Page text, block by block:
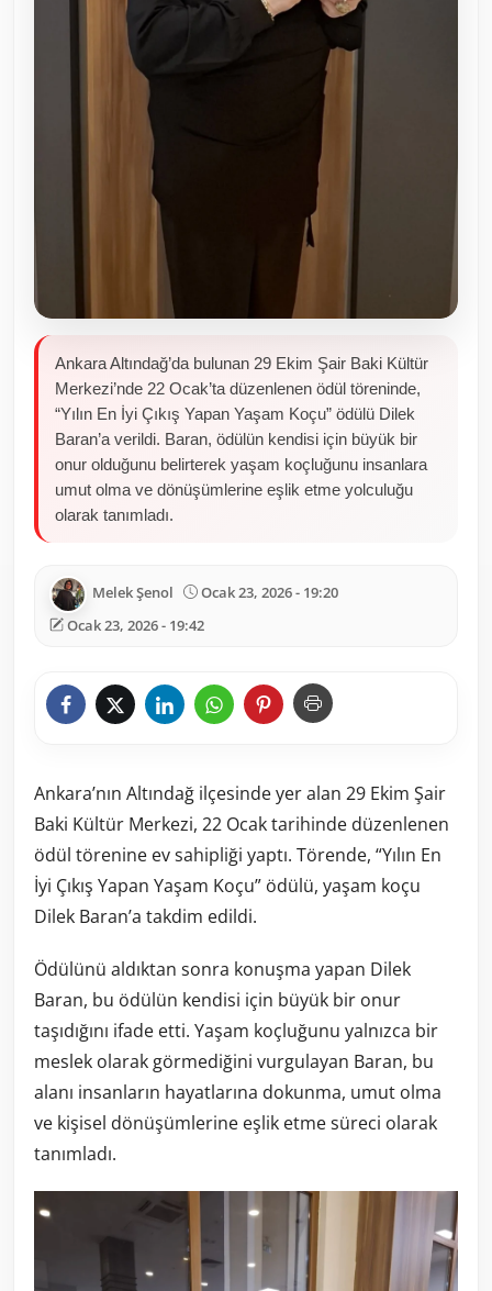
Ankara Altındağ’da bulunan 29 Ekim Şair Baki Kültür
Merkezi’nde 22 Ocak’ta düzenlenen ödül töreninde,
“Yılın En İyi Çıkış Yapan Yaşam Koçu” ödülü Dilek
Baran’a verildi. Baran, ödülün kendisi için büyük bir
onur olduğunu belirterek yaşam koçluğunu insanlara
umut olma ve dönüşümlerine eşlik etme yolculuğu
olarak tanımladı.
Melek Şenol
Ocak 23, 2026 - 19:20
Ocak 23, 2026 - 19:42
Ankara’nın Altındağ ilçesinde yer alan 29 Ekim Şair
Baki Kültür Merkezi, 22 Ocak tarihinde düzenlenen
ödül törenine ev sahipliği yaptı. Törende, “Yılın En
İyi Çıkış Yapan Yaşam Koçu” ödülü, yaşam koçu
Dilek Baran’a takdim edildi.
Ödülünü aldıktan sonra konuşma yapan Dilek
Baran, bu ödülün kendisi için büyük bir onur
taşıdığını ifade etti. Yaşam koçluğunu yalnızca bir
meslek olarak görmediğini vurgulayan Baran, bu
alanı insanların hayatlarına dokunma, umut olma
ve kişisel dönüşümlerine eşlik etme süreci olarak
tanımladı.